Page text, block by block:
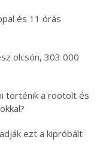
és 11 órás
olcsón, 303 000
történik a rootolt és
ezt a kipróbált